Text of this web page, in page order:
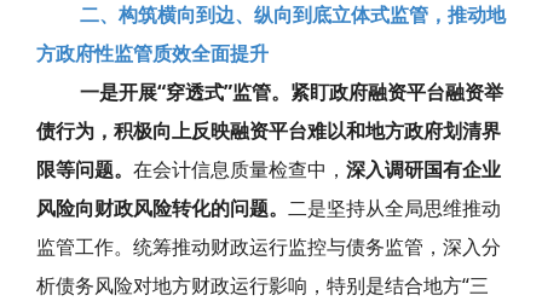
二、构筑横向到边、纵向到底立体式监管，推动地
方政府性监管质效全面提升
一是开展“穿透式”监管。紧盯政府融资平台融资举
债行为，积极向上反映融资平台难以和地方政府划清界
限等问题。 在会计信息质量检查中， 深入调研国有企业
风险向财政风险转化的问题。 二是坚持从全局思维推动
监管工作。统筹推动财政运行监控与债务监管，深入分
析债务风险对地方财政运行影响，特别是结合地方“三